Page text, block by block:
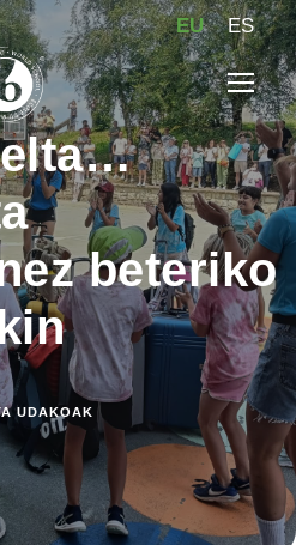
EU ES
beteriko
UDAKOAK